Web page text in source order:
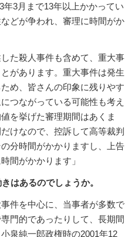
年3月まで13年以上かかってい
どが争われ、審理に時間がか
た殺人事件も含めて、重大事
があります。重大事件は発生
め、皆さんの印象に残りやす
つながっている可能性も考え
を挙げた審理期間はあくま
けなので、控訴して高等裁判
分時間がかかりますし、上告
間がかかります」
はあるのでしょうか。
件を中心に、当事者が多数で
門的であったりして、長期間
泉純一郎政権時の2001年12